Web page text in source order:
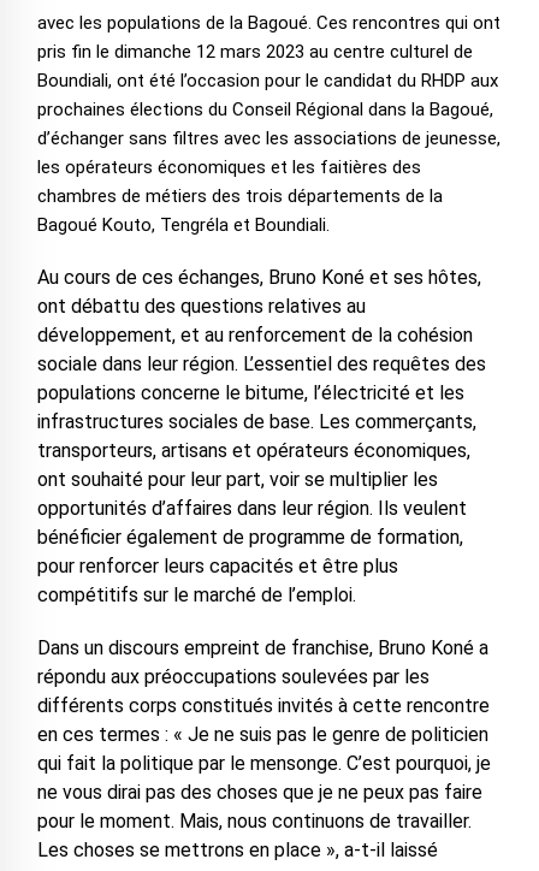
avec les populations de la Bagoué. Ces rencontres qui ont
pris fin le dimanche 12 mars 2023 au centre culturel de
Boundiali, ont été l’occasion pour le candidat du RHDP aux
prochaines élections du Conseil Régional dans la Bagoué,
d’échanger sans filtres avec les associations de jeunesse,
les opérateurs économiques et les faitières des
chambres de métiers des trois départements de la
Bagoué Kouto, Tengréla et Boundiali.
Au cours de ces échanges, Bruno Koné et ses hôtes,
ont débattu des questions relatives au
développement, et au renforcement de la cohésion
sociale dans leur région. L’essentiel des requêtes des
populations concerne le bitume, l’électricité et les
infrastructures sociales de base. Les commerçants,
transporteurs, artisans et opérateurs économiques,
ont souhaité pour leur part, voir se multiplier les
opportunités d’affaires dans leur région. Ils veulent
bénéficier également de programme de formation,
pour renforcer leurs capacités et être plus
compétitifs sur le marché de l’emploi.
Dans un discours empreint de franchise, Bruno Koné a
répondu aux préoccupations soulevées par les
différents corps constitués invités à cette rencontre
en ces termes : « Je ne suis pas le genre de politicien
qui fait la politique par le mensonge. C’est pourquoi, je
ne vous dirai pas des choses que je ne peux pas faire
pour le moment. Mais, nous continuons de travailler.
Les choses se mettrons en place », a-t-il laissé